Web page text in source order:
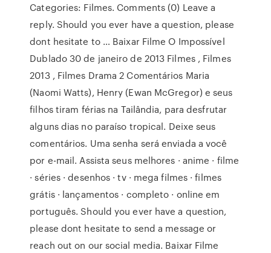
Categories: Filmes. Comments (0) Leave a
reply. Should you ever have a question, please
dont hesitate to … Baixar Filme O Impossível
Dublado 30 de janeiro de 2013 Filmes , Filmes
2013 , Filmes Drama 2 Comentários Maria
(Naomi Watts), Henry (Ewan McGregor) e seus
filhos tiram férias na Tailândia, para desfrutar
alguns dias no paraíso tropical. Deixe seus
comentários. Uma senha será enviada a você
por e-mail. Assista seus melhores · anime · filme
· séries · desenhos · tv · mega filmes · filmes
grátis · lançamentos · completo · online em
português. Should you ever have a question,
please dont hesitate to send a message or
reach out on our social media. Baixar Filme